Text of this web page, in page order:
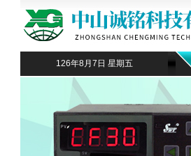
126年8月7日 星期五